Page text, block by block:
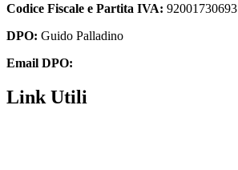
Codice Fiscale e Partita IVA: 92001730693
DPO: Guido Palladino
Email DPO:
Link Utili